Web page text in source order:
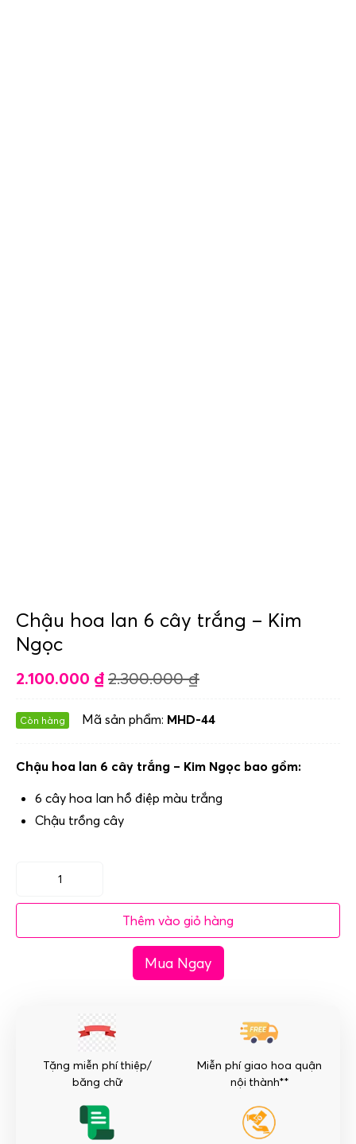
Chậu hoa lan 6 cây trắng – Kim
Ngọc
2.100.000 ₫ 2.300.000₫
Còn hàng Mã sản phẩm: MHD-44
Chậu hoa lan 6 cây trắng – Kim Ngọc bao gồm:
6 cây hoa lan hồ điệp màu trắng
Chậu trồng cây
Chậu
hoa
Ngọc
lượng
Thêm vào giỏ hàng
Mua Ngay
Tặng miễn phí thiệp/
băng chữ
Miễn phí giao hoa quận
nội thành**